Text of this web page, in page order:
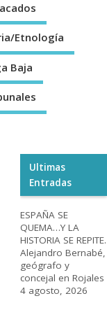
Etnología
Baja
Ultimas
Entradas
ESPAÑA SE
QUEMA…Y LA
HISTORIA SE REPITE.
Alejandro Bernabé,
geógrafo y
concejal en Rojales
4 agosto, 2026